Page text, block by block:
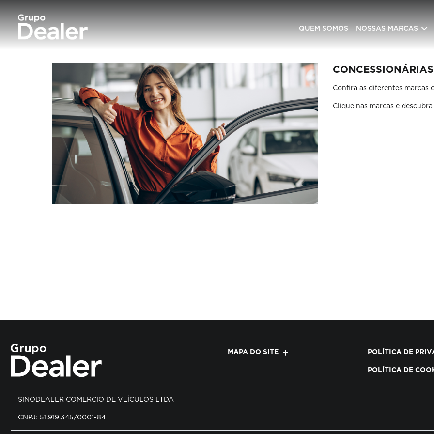
QUEM SOMOS NOSSAS MARCAS
CONCESSIONÁRIAS
Confira as diferentes marcas
Clique nas marcas e
MAPA DO SITE POLÍTICA DE
POLÍTICA DE
SINODEALER COMERCIO DE VEÍCULOS LTDA
CNPJ: 51.919.345/0001-84